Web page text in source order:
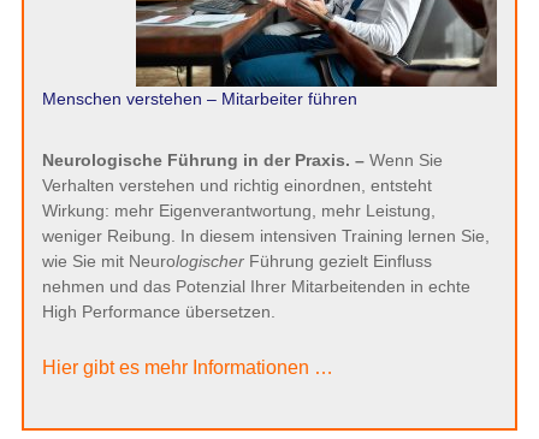
Menschen verstehen – Mitarbeiter führen
Neurologische Führung in der Praxis. – Wenn Sie
Verhalten verstehen und richtig einordnen, entsteht
Wirkung: mehr Eigenverantwortung, mehr Leistung,
weniger Reibung. In diesem intensiven Training lernen Sie,
wie Sie mit NeurologischerFührung gezielt Einfluss
nehmen und das Potenzial Ihrer Mitarbeitenden in echte
High Performance übersetzen.
Hier gibt es mehr Informationen …